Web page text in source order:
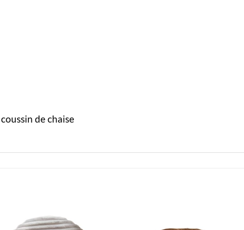
coussin de chaise